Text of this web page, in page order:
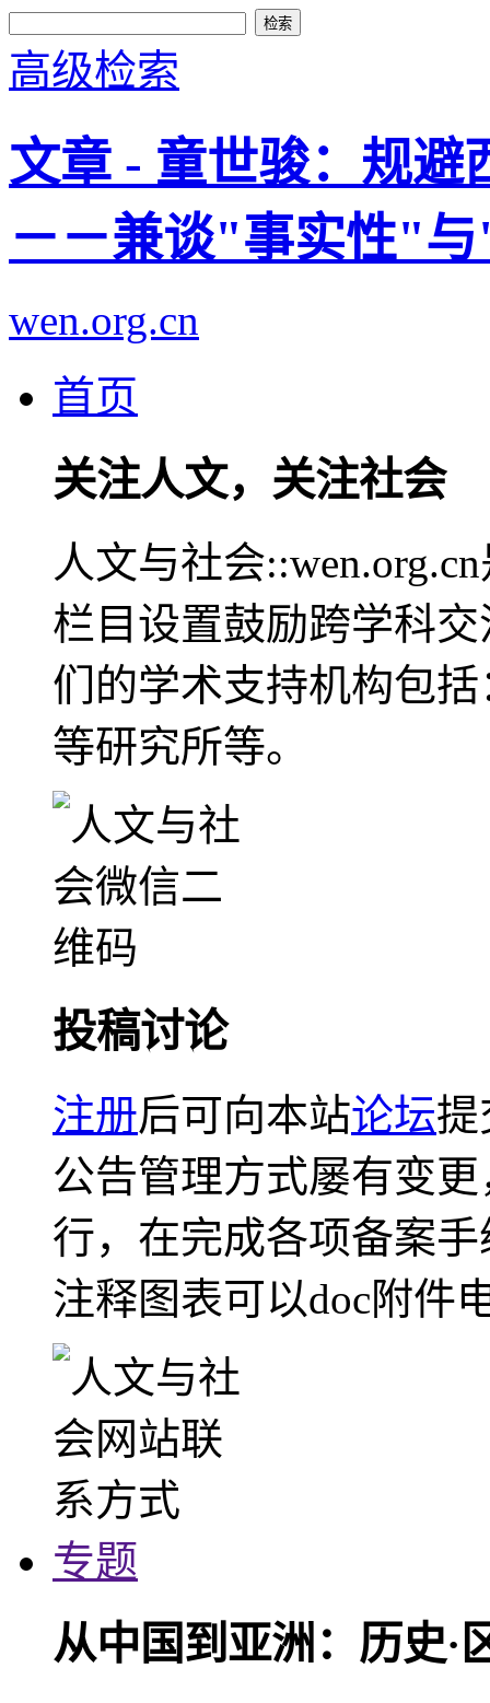
高级检索
文章 - 童世骏：规避
－－兼谈"事实性"
wen.org.cn
首页
关注人文，关注社会
人文与社会
栏目设置鼓励跨学科
们的学术支持机构包
等研究所等。
投稿讨论
注册后可向本站论坛提
公告管理方式屡有变
行，在完成各项备案
注释图表可以doc附件
专题
从中国到亚洲：历史·